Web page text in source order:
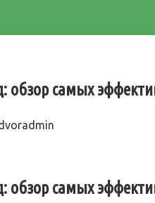
обзор самых
обзор самых